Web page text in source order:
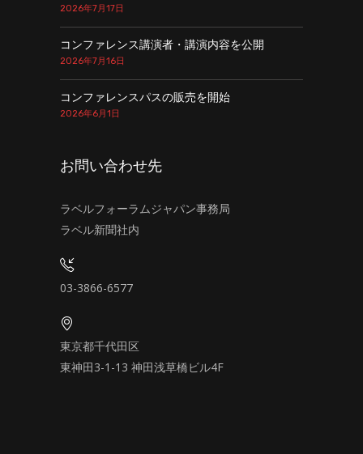
2026年7月17日
コンファレンス講演者・講演内容を公開
2026年7月16日
コンファレンスパスの販売を開始
2026年6月1日
お問い合わせ先
ラベルフォーラムジャパン事務局
ラベル新聞社内
03-3866-6577
東京都千代田区
東神田3-1-13 神田浅草橋ビル4F